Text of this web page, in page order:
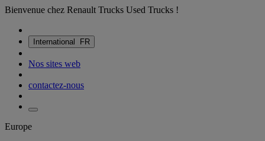
Bienvenue chez Renault Trucks Used Trucks !
International FR
Nos sites web
contactez-nous
Europe